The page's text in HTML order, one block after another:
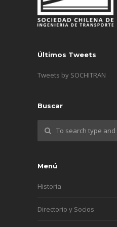
Últimos Tweets
Tweets by SOCHITRAN
Buscar
Menú
Historia
Directorio y Socios